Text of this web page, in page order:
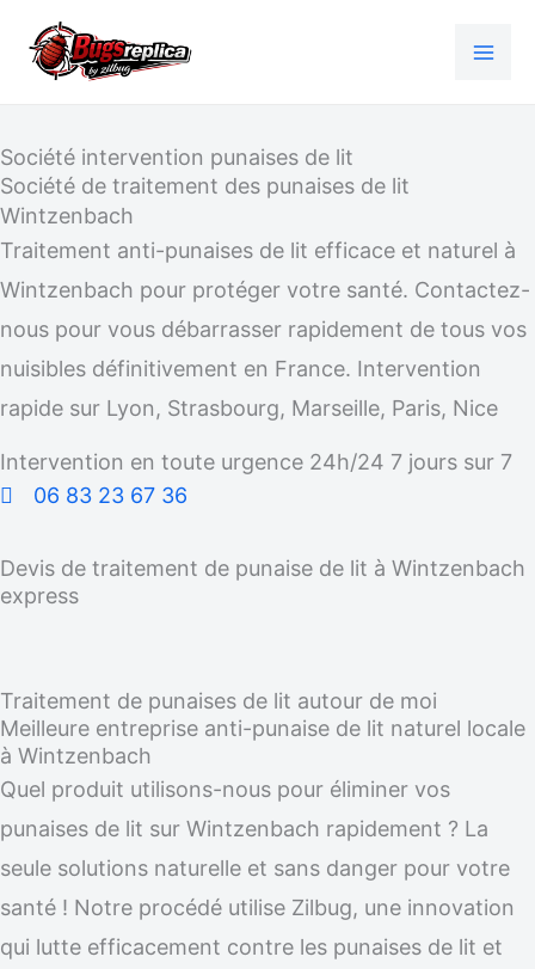
Société intervention punaises de lit
Société de traitement des punaises de lit
Wintzenbach
Traitement anti-punaises de lit efficace et naturel à
Wintzenbach pour protéger votre santé. Contactez-
nous pour vous débarrasser rapidement de tous vos
nuisibles définitivement en France. Intervention
rapide sur Lyon, Strasbourg, Marseille, Paris, Nice
Intervention en toute urgence 24h/24 7 jours sur 7
06 83 23 67 36
Devis de traitement de punaise de lit à Wintzenbach
express
Traitement de punaises de lit autour de moi
Meilleure entreprise anti-punaise de lit naturel locale
à Wintzenbach
Quel produit utilisons-nous pour éliminer vos
punaises de lit sur Wintzenbach rapidement ? La
seule solutions naturelle et sans danger pour votre
santé ! Notre procédé utilise Zilbug, une innovation
qui lutte efficacement contre les punaises de lit et